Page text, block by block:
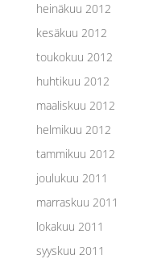
heinäkuu 2012
kesäkuu 2012
toukokuu 2012
huhtikuu 2012
maaliskuu 2012
helmikuu 2012
tammikuu 2012
joulukuu 2011
marraskuu 2011
lokakuu 2011
syyskuu 2011